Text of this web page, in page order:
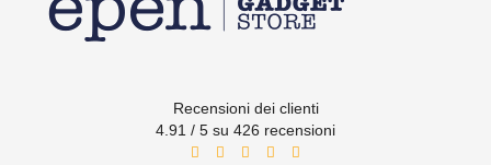
Recensioni dei clienti
4.91 / 5 su 426 recensioni